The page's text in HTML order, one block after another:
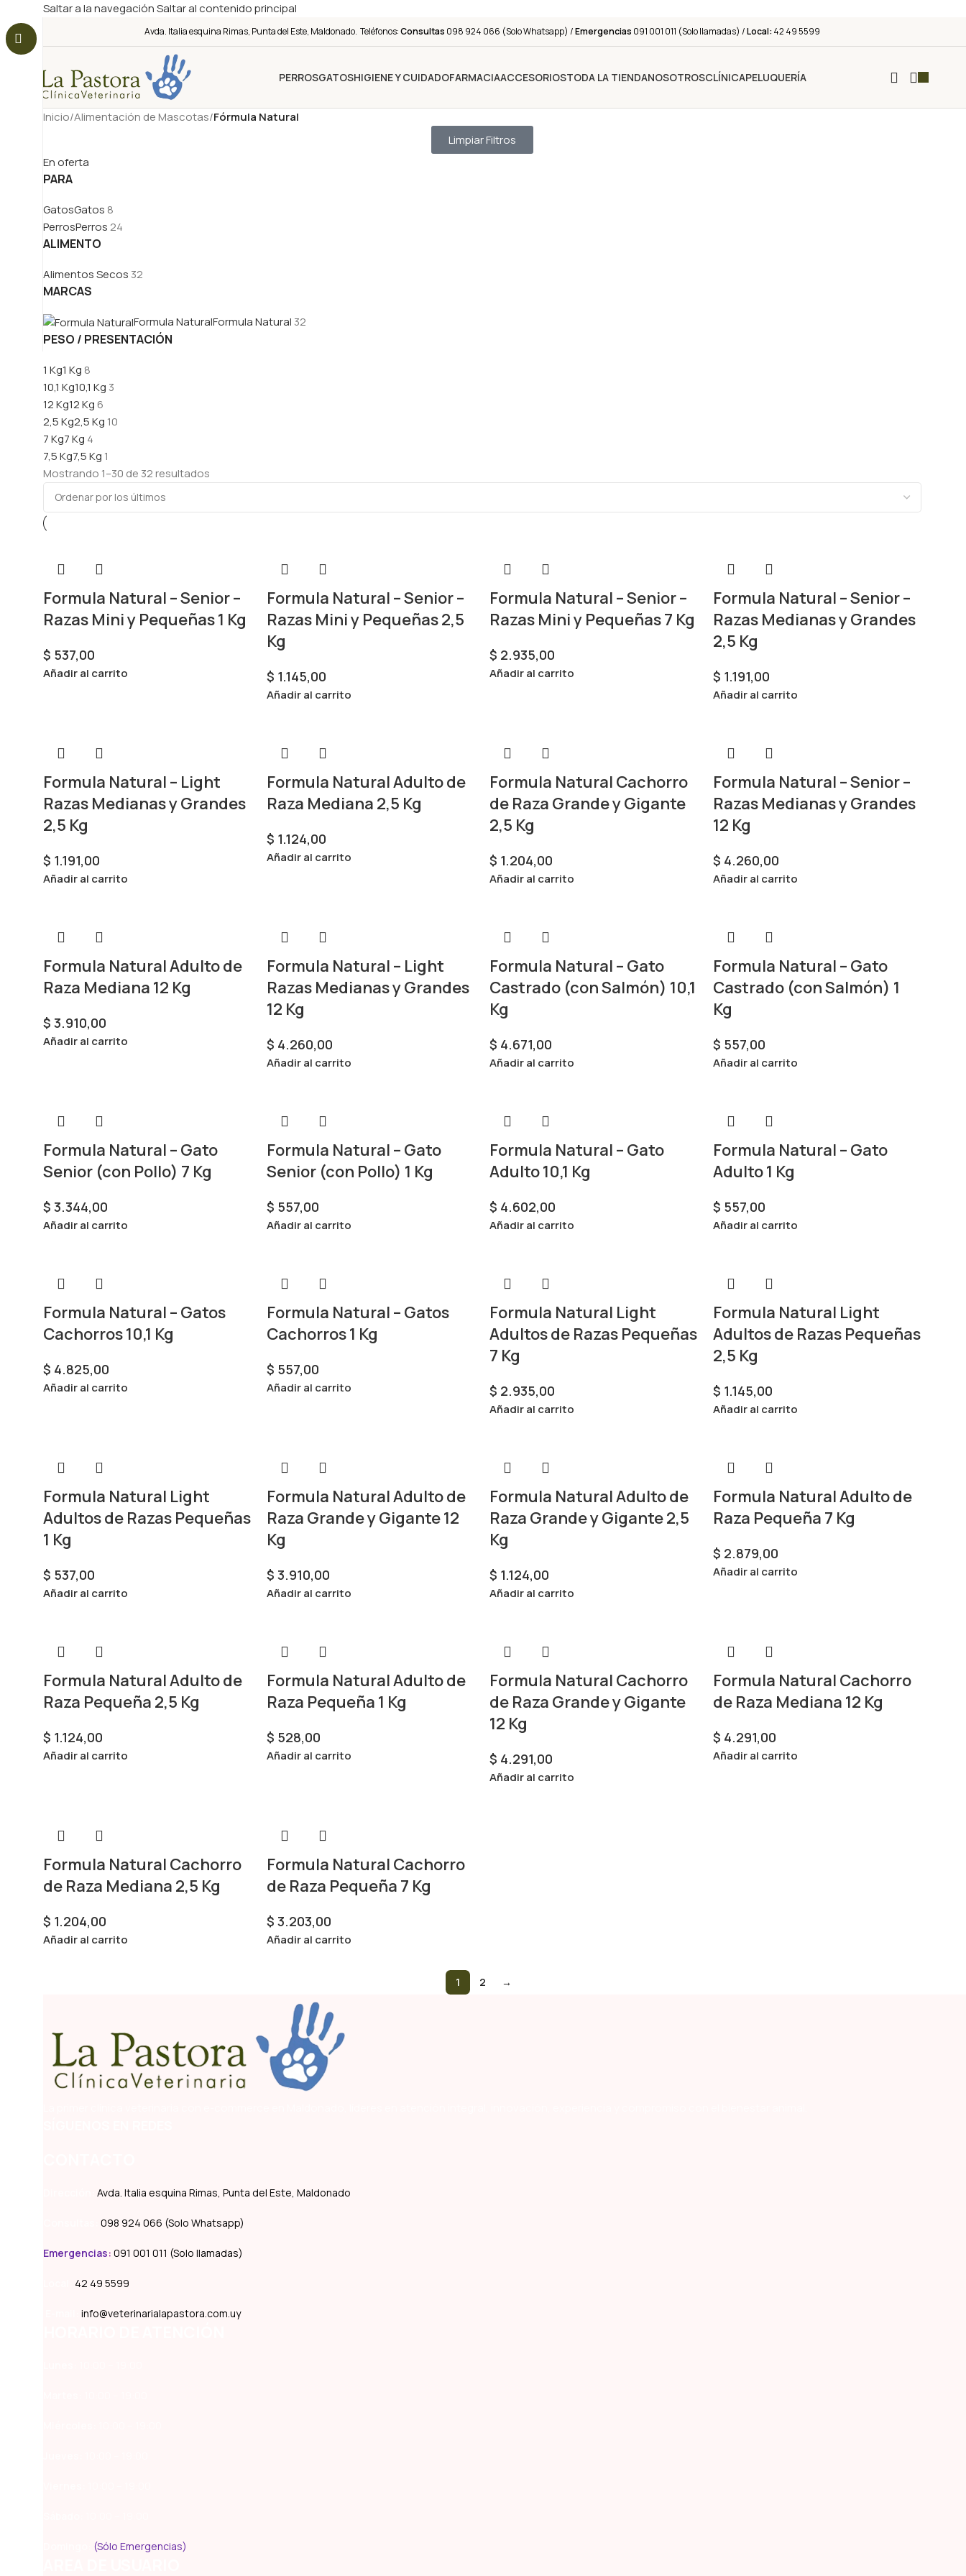
Saltar a la navegaciónSaltar al contenido principal
Avda. Italia esquina Rimas, Punta del Este, Maldonado. Teléfonos:Consultas 098 924 066 (Solo Whatsapp) /Emergencias 091 001 011 (Solo llamadas) /Local: 42 49 5599
PERROSGATOSHIGIENE Y CUIDADOFARMACIAACCESORIOSTODA LA TIENDANOSOTROSCLÍNICAPELUQUERÍA
Inicio/Alimentación de Mascotas/Fórmula Natural
Limpiar Filtros
En oferta
PARA
GatosGatos 8
PerrosPerros 24
ALIMENTO
Alimentos Secos 32
MARCAS
Formula NaturalFormula Natural 32
PESO / PRESENTACIÓN
1 Kg1 Kg 8
10,1 Kg10,1 Kg 3
12 Kg12 Kg6
2,5 Kg2,5 Kg 10
7 Kg7 Kg 4
7,5 Kg7,5 Kg 1
Mostrando 1–30 de 32 resultados
Formula Natural – Senior –
Razas Mini y Pequeñas 1 Kg
$ 537,00
Añadir al carrito
Formula Natural – Senior –
Razas Mini y Pequeñas 2,5
Kg
$ 1.145,00
Añadir al carrito
Formula Natural – Senior –
Razas Mini y Pequeñas 7 Kg
$ 2.935,00
Añadir al carrito
Formula Natural – Senior –
Razas Medianas y Grandes
2,5 Kg
$ 1.191,00
Añadir al carrito
Formula Natural – Light
Razas Medianas y Grandes
2,5 Kg
$ 1.191,00
Añadir al carrito
Formula Natural Adulto de
Raza Mediana 2,5 Kg
$ 1.124,00
Añadir al carrito
Formula Natural Cachorro
de Raza Grande y Gigante
2,5 Kg
$ 1.204,00
Añadir al carrito
Formula Natural – Senior –
Razas Medianas y Grandes
12 Kg
$ 4.260,00
Añadir al carrito
Formula Natural Adulto de
Raza Mediana 12 Kg
$ 3.910,00
Añadir al carrito
Formula Natural – Light
Razas Medianas y Grandes
12 Kg
$ 4.260,00
Añadir al carrito
Formula Natural – Gato
Castrado (con Salmón) 10,1
Kg
$ 4.671,00
Añadir al carrito
Formula Natural – Gato
Castrado (con Salmón) 1
Kg
$ 557,00
Añadir al carrito
Formula Natural – Gato
Senior (con Pollo) 7 Kg
$ 3.344,00
Añadir al carrito
Formula Natural – Gato
Senior (con Pollo) 1 Kg
$ 557,00
Añadir al carrito
Formula Natural – Gato
Adulto 10,1 Kg
$ 4.602,00
Añadir al carrito
Formula Natural – Gato
Adulto 1 Kg
$ 557,00
Añadir al carrito
Formula Natural – Gatos
Cachorros 10,1 Kg
$ 4.825,00
Añadir al carrito
Formula Natural – Gatos
Cachorros 1 Kg
$ 557,00
Añadir al carrito
Formula Natural Light
Adultos de Razas Pequeñas
7 Kg
$ 2.935,00
Añadir al carrito
Formula Natural Light
Adultos de Razas Pequeñas
2,5 Kg
$ 1.145,00
Añadir al carrito
Formula Natural Light
Adultos de Razas Pequeñas
1 Kg
$ 537,00
Añadir al carrito
Formula Natural Adulto de
Raza Grande y Gigante 12
Kg
$ 3.910,00
Añadir al carrito
Formula Natural Adulto de
Raza Grande y Gigante 2,5
Kg
$ 1.124,00
Añadir al carrito
Formula Natural Adulto de
Raza Pequeña 7 Kg
$ 2.879,00
Añadir al carrito
Formula Natural Adulto de
Raza Pequeña 2,5 Kg
$ 1.124,00
Añadir al carrito
Formula Natural Adulto de
Raza Pequeña 1 Kg
$ 528,00
Añadir al carrito
Formula Natural Cachorro
de Raza Grande y Gigante
12 Kg
$ 4.291,00
Añadir al carrito
Formula Natural Cachorro
de Raza Mediana 12 Kg
$ 4.291,00
Añadir al carrito
Formula Natural Cachorro
de Raza Mediana 2,5 Kg
$ 1.204,00
Añadir al carrito
Formula Natural Cachorro
de Raza Pequeña 7 Kg
$ 3.203,00
Añadir al carrito
1 2 →
Avda. Italia esquina Rimas, Punta del Este, Maldonado
098 924 066 (Solo Whatsapp)
Emergencias: 091 001 011 (Solo llamadas)
42 49 5599
info@veterinarialapastora.com.uy
(Sólo Emergencias)